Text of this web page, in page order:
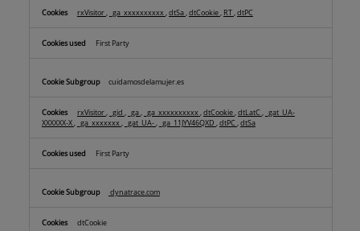
rxVisitor, _ga_xxxxxxxxxx,dtSa,dtCookie, RT,dtPC
First Party
cuidamosdelamujer.es
rxVisitor, _gid , _ga, _ga_xxxxxxxxxx,dtCookie,dtLatC, _gat_UA-
XXXXXX-X, _ga_xxxxxxx, _gat_UA-, _ga_11JYV46QXD ,dtPC,dtSa
First Party
dynatrace.com
dtCookie